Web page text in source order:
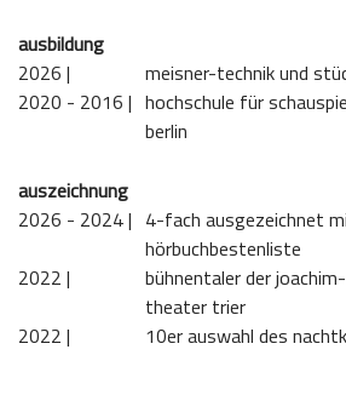
ausbildung
2026 |
meisner-technik und
2020 - 2016 | hochschule für
berlin
auszeichnung
2026 - 2024 | 4-fach ausgezeichnet
hörbuchbestenliste
2022 |
bühnentaler der
theater trier
2022 |
10er auswahl des